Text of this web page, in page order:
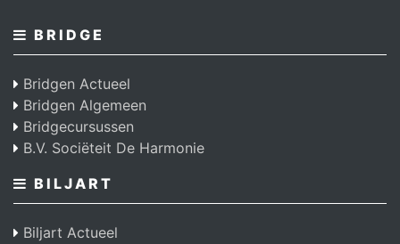
BRIDGE
Bridgen Actueel
Bridgen Algemeen
Bridgecursussen
B.V. Sociëteit De Harmonie
BILJART
Biljart Actueel